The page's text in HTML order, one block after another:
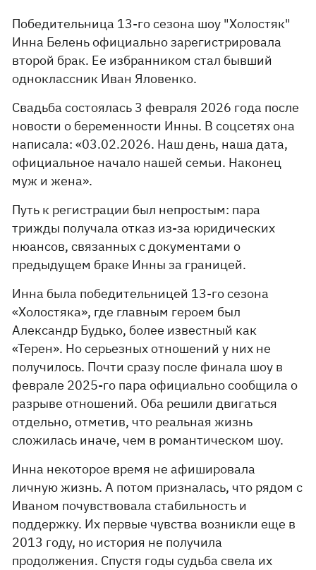
Победительница 13-го сезона шоу "Холостяк"
Инна Белень официально зарегистрировала
второй брак. Ее избранником стал бывший
одноклассник Иван Яловенко.
Свадьба состоялась 3 февраля 2026 года после
новости о беременности Инны. В соцсетях она
написала: «03.02.2026. Наш день, наша дата,
официальное начало нашей семьи. Наконец
муж и жена».
Путь к регистрации был непростым: пара
трижды получала отказ из-за юридических
нюансов, связанных с документами о
предыдущем браке Инны за границей.
Инна была победительницей 13-го сезона
«Холостяка», где главным героем был
Александр Будько, более известный как
«Терен». Но серьезных отношений у них не
получилось. Почти сразу после финала шоу в
феврале 2025-го пара официально сообщила о
разрыве отношений. Оба решили двигаться
отдельно, отметив, что реальная жизнь
сложилась иначе, чем в романтическом шоу.
Инна некоторое время не афишировала
личную жизнь. А потом призналась, что рядом с
Иваном почувствовала стабильность и
поддержку. Их первые чувства возникли еще в
2013 году, но история не получила
продолжения. Спустя годы судьба свела их